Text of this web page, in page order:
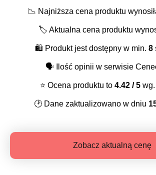
📉 Najniższa cena produktu
🏷️ Aktualna cena produktu
🛍️ Produkt jest dostępny w min. 8
🗣️Ilość opinii w serwisie
⭐️ Ocena produktu to 4.42 / 5 wg.
🕑Dane zaktualizowano w dniu
Zobacz aktualną cenę